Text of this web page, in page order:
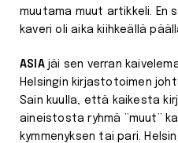
muutama muut artikkeli. En
kaveri oli aika kiihkeällä
ASIAjäi sen verran
Helsingin kirjastotoimen
Sain kuulla, että kaikesta
aineistosta ryhmä ”muut”
kymmenyksen tai pari.